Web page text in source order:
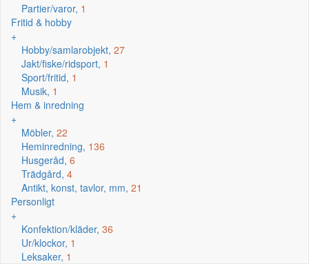
Partier/varor, 1
Fritid & hobby
+
Hobby/samlarobjekt, 27
Jakt/fiske/ridsport, 1
Sport/fritid, 1
Musik, 1
Hem & inredning
+
Möbler, 22
Heminredning, 136
Husgeråd, 6
Trädgård, 4
Antikt, konst, tavlor, mm, 21
Personligt
+
Konfektion/kläder, 36
Ur/klockor, 1
Leksaker, 1